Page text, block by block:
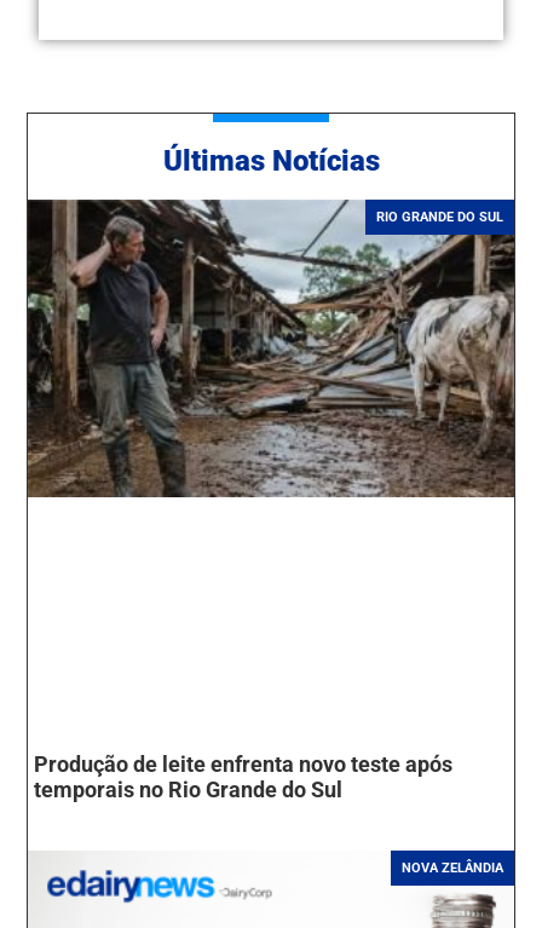
Ú ltimas Notícias
RIO GRANDE DO SUL
Produção de leite enfrenta novo teste após
temporais no Rio Grande do Sul
NOVA ZELÂNDIA